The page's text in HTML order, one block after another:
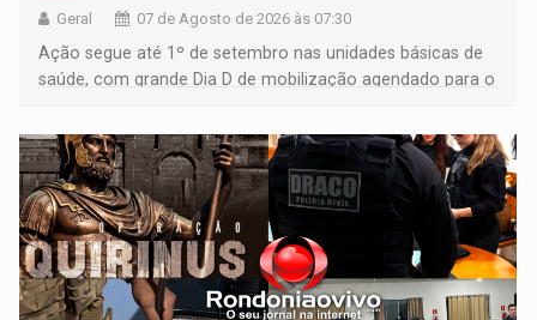
Geral 07 de Agosto de 2026 às 07:30
Ação segue até 1º de setembro nas unidades básicas de
saúde, com grande Dia D de mobilização agendado para o